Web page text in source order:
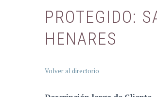
PROTEGIDO:
HENARES
Volver al directorio